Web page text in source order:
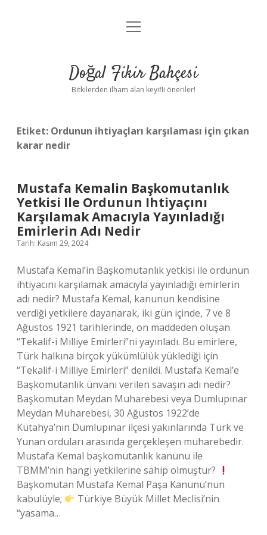
Anasayfa
Yasal Uyarı
menüyü
Doğal Fikir Bahçesi
Bitkilerden ilham alan keyifli öneriler!
Etiket: Ordunun ihtiyaçları karşılaması için çıkan
karar nedir
Mustafa Kemalin Başkomutanlık
Yetkisi Ile Ordunun Ihtiyaçını
Karşılamak Amacıyla Yayınladığı
Emirlerin Adı Nedir
Tarih: Kasım 29, 2024
Mustafa Kemal’in Başkomutanlık yetkisi ile ordunun
ihtiyacını karşılamak amacıyla yayınladığı emirlerin
adı nedir? Mustafa Kemal, kanunun kendisine
verdiği yetkilere dayanarak, iki gün içinde, 7 ve 8
Ağustos 1921 tarihlerinde, on maddeden oluşan
“Tekalif-i Milliye Emirleri”ni yayınladı. Bu emirlere,
Türk halkına birçok yükümlülük yüklediği için
“Tekalif-i Milliye Emirleri” denildi. Mustafa Kemal’e
Başkomutanlık ünvanı verilen savaşın adı nedir?
Başkomutan Meydan Muharebesi veya Dumlupınar
Meydan Muharebesi, 30 Ağustos 1922’de
Kütahya’nın Dumlupınar ilçesi yakınlarında Türk ve
Yunan orduları arasında gerçekleşen muharebedir.
Mustafa Kemal başkomutanlık kanunu ile
TBMM’nin hangi yetkilerine sahip olmuştur?
Başkomutan Mustafa Kemal Paşa Kanunu’nun
kabulüyle;
Türkiye Büyük Millet Meclisi’nin
“yasama…